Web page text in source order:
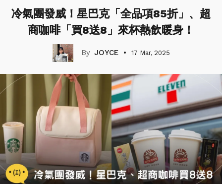
冷氣團發威！星巴克「全品項85折」、超
商咖啡「買8送8」來杯熱飲暖身！
JOYCE 17 Mar, 2025